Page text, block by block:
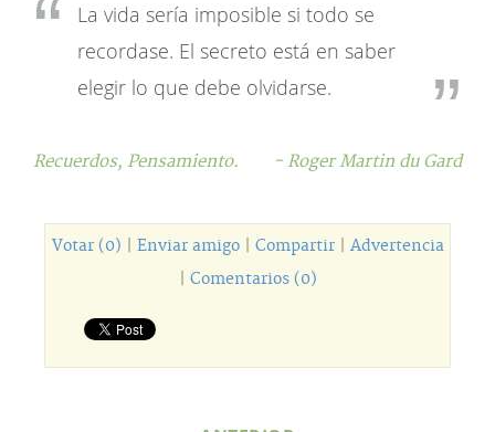
La vida sería imposible si todo se
recordase. El secreto está en saber
elegir lo que debe olvidarse.
Recuerdos, Pensamiento. - Roger Martin du Gard
Votar (0) Enviar amigo| Compartir| Advertencia
Comentarios (0)